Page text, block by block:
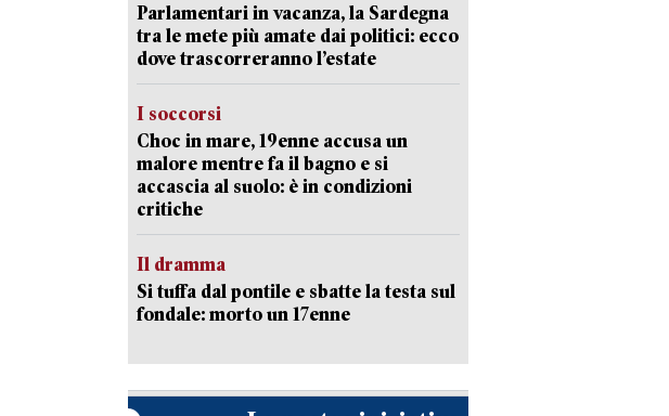
Parlamentari in vacanza, la Sardegna
tra le mete più amate dai politici: ecco
dove trascorreranno l’estate
I soccorsi
Choc in mare, 19enne accusa un
malore mentre fa il bagno e si
accascia al suolo: è in condizioni
critiche
Il dramma
Si tuffa dal pontile e sbatte la testa sul
fondale: morto un 17enne